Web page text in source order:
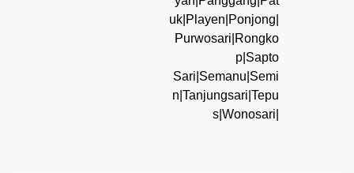
uk|Playen|Ponjong|
Purwosari|Rongko
p|Sapto
Sari|Semanu|Semi
n|Tanjungsari|Tepu
s|Wonosari|